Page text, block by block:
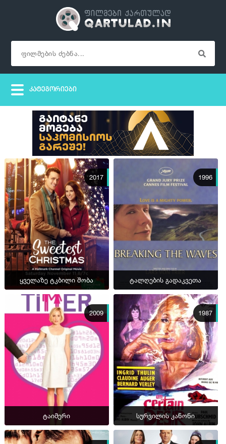
2017
ყველაზე ტკბილი შობა
1996
ტალღების გადაკვეთა
2009
ტაიმერი
1987
სურვილის კანონი